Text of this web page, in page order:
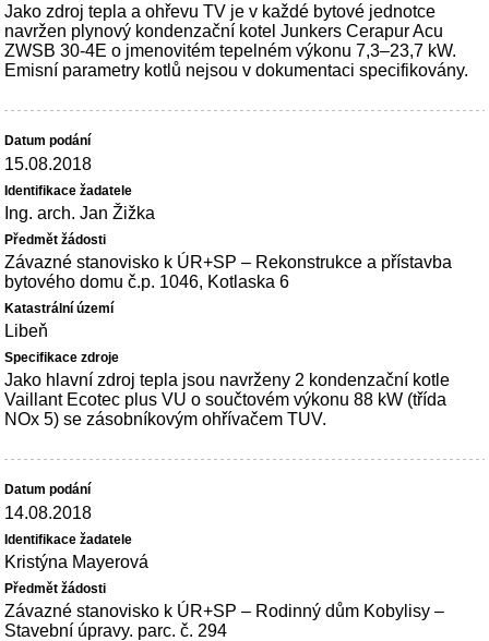
Jako zdroj tepla a ohřevu TV je v každé bytové jednotce
navržen plynový kondenzační kotel Junkers Cerapur Acu
ZWSB 30-4E o jmenovitém tepelném výkonu 7,3–23,7 kW.
Emisní parametry kotlů nejsou v dokumentaci specifikovány.
15.08.2018
Ing. arch. Jan Žižka
Závazné stanovisko k ÚR+SP – Rekonstrukce a přístavba
bytového domu č.p. 1046, Kotlaska 6
Libeň
Jako hlavní zdroj tepla jsou navrženy 2 kondenzační kotle
Vaillant Ecotec plus VU o součtovém výkonu 88 kW (třída
NOx 5) se zásobníkovým ohřívačem TUV.
14.08.2018
Kristýna Mayerová
Závazné stanovisko k ÚR+SP – Rodinný dům Kobylisy –
Stavební úpravy. parc. č. 294